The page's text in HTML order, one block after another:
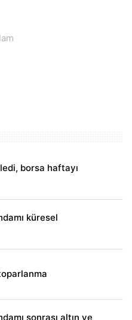
borsa haftayı
küresel
sonrası altın ve